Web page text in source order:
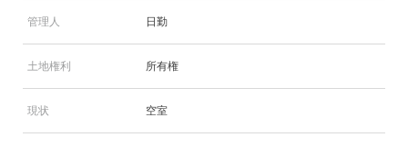
管理人 日勤
土地権利 所有権
現状 空室